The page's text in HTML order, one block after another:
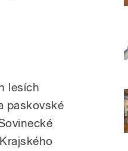
lesích
paskovské